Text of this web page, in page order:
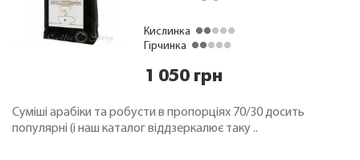
Кислинка
Гірчинка
1 050 грн
Суміші арабіки та робусти в пропорціях 70/30 досить
популярні (і наш каталог віддзеркалює таку ..